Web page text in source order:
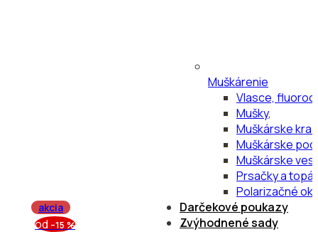
Muškárenie
Vlasce,
Mušky,
Muškárske
Muškárske
Muškárske
Prsačky a
Polarizačné
Darčekové poukazy
Zvýhodnené sady
akcia
od –15 %